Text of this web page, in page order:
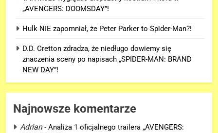
„AVENGERS: DOOMSDAY”!
Hulk NIE zapomniał, że Peter Parker to Spider-Man?!
D.D. Cretton zdradza, że niedługo dowiemy się
znaczenia sceny po napisach „SPIDER-MAN: BRAND
NEW DAY”!
Najnowsze komentarze
Adrian- Analiza 1 oficjalnego trailera „AVENGERS: